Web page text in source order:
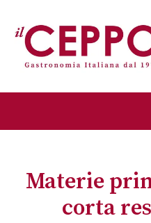
Materie
corta